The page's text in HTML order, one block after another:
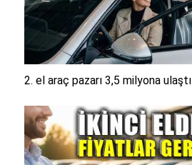
2. el araç pazarı 3,5 milyona ulaştı